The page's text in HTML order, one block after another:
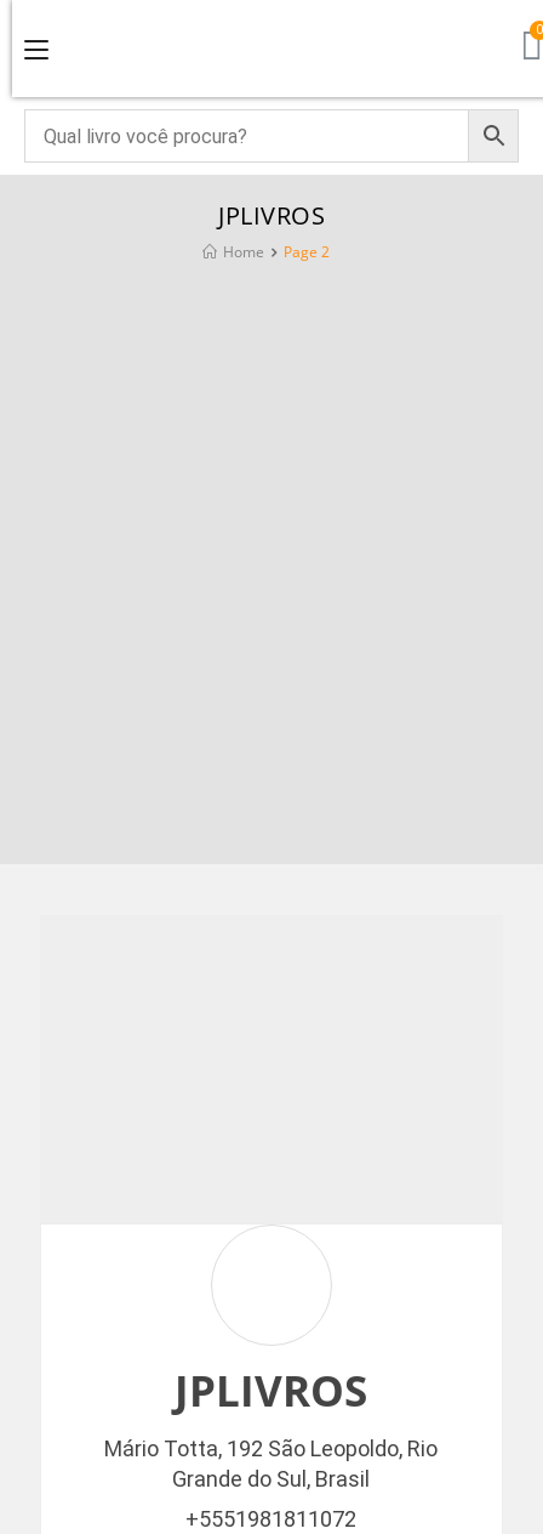
JPLIVROS
Home Page 2
JPLIVROS
Mário Totta, 192 São Leopoldo, Rio
Grande do Sul, Brasil
+5551981811072